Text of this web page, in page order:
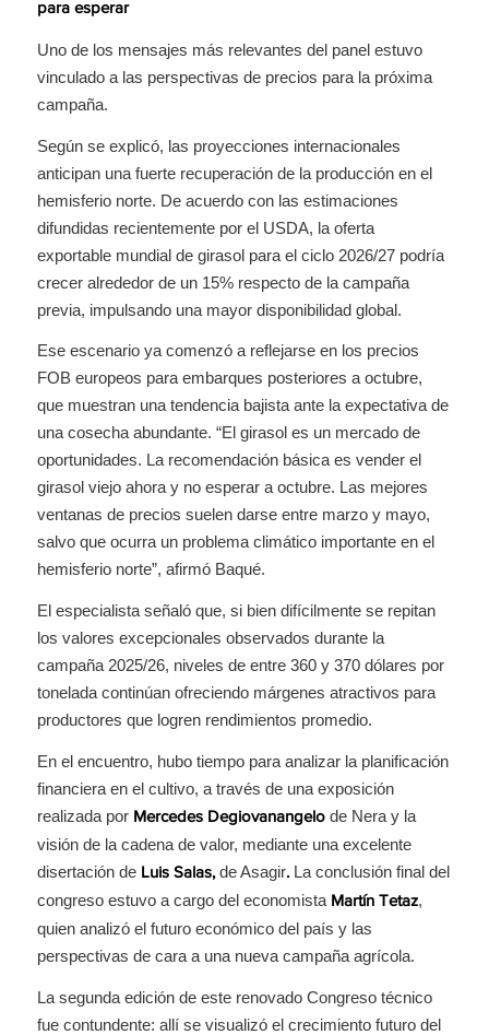
para esperar
Uno de los mensajes más relevantes del panel estuvo
vinculado a las perspectivas de precios para la próxima
campaña.
Según se explicó, las proyecciones internacionales
anticipan una fuerte recuperación de la producción en el
hemisferio norte. De acuerdo con las estimaciones
difundidas recientemente por el USDA, la oferta
exportable mundial de girasol para el ciclo 2026/27 podría
crecer alrededor de un 15% respecto de la campaña
previa, impulsando una mayor disponibilidad global.
Ese escenario ya comenzó a reflejarse en los precios
FOB europeos para embarques posteriores a octubre,
que muestran una tendencia bajista ante la expectativa de
una cosecha abundante. “El girasol es un mercado de
oportunidades. La recomendación básica es vender el
girasol viejo ahora y no esperar a octubre. Las mejores
ventanas de precios suelen darse entre marzo y mayo,
salvo que ocurra un problema climático importante en el
hemisferio norte”, afirmó Baqué.
El especialista señaló que, si bien difícilmente se repitan
los valores excepcionales observados durante la
campaña 2025/26, niveles de entre 360 y 370 dólares por
tonelada continúan ofreciendo márgenes atractivos para
productores que logren rendimientos promedio.
En el encuentro, hubo tiempo para analizar la planificación
financiera en el cultivo, a través de una exposición
realizada por Mercedes Degiovanangelo de Nera y la
visión de la cadena de valor, mediante una excelente
disertación deLuis Salas, de Asagir. La conclusión final del
congreso estuvo a cargo del economista Martín Tetaz,
quien analizó el futuro económico del país y las
perspectivas de cara a una nueva campaña agrícola.
La segunda edición de este renovado Congreso técnico
fue contundente: allí se visualizó el crecimiento futuro del